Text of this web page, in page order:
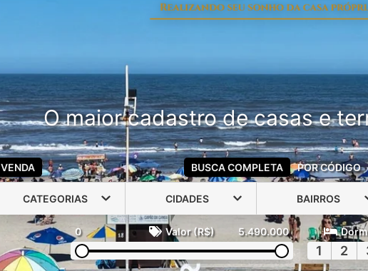
O maior cadastro de casas e
VENDA BUSCA COMPLETA POR CÓDIGO
CATEGORIAS CIDADES BAIRROS
0 Valor (R$) 5.490.000
1 2